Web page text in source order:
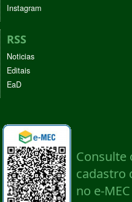
Instagram
RSS
Noticias
Editais
EaD